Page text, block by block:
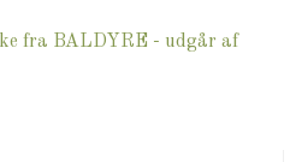
fra BALDYRE - udgår af